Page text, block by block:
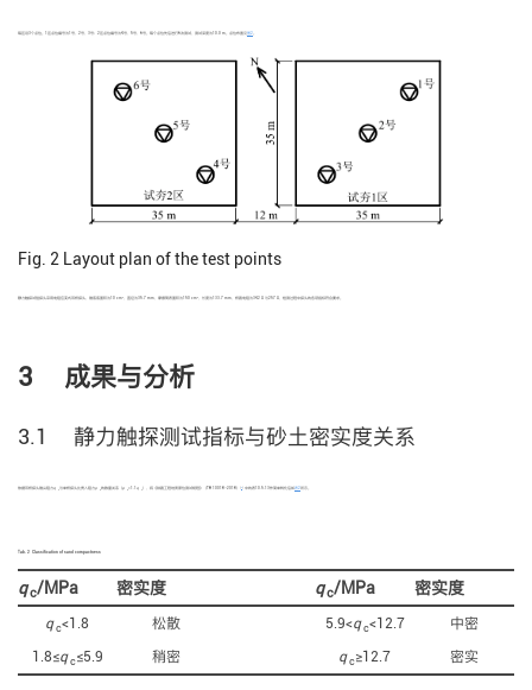
每区设3个点位。1区点位编号为1号、2号、3号；2区点位编号为4号、5号、6号。每个点位先后进行6次测试，测试深度为10.0 m。点位布置见 图2
Fig. 2 Layout plan of the test points
静力触探试验探头采用电阻应变式双桥探头，锥底底面积为10 cm 2 ，直径为35.7 mm，摩擦筒表面积为150 cm 2 ，长度为133.7 mm，桥路电阻为342 Ω 与257 Ω，检测过程中探头的各项指标符合要求。
3 成果与分析
3.1 静力触探测试指标与砂土密实度关系
依据双桥探头锥尖阻力 q c 与单桥探头比贯入阻力 p s 的数量关系（ p s q c ），将《铁路工程地质原位测试规程》（TB 10018—2018） 6 中的表10.5.13作简单转化后如 表2
Tab. 2 Classification of sand compactness
qc/MPa 密实度 qc/MPa 密实度
q c<1.8 松散 5.9<q c<12.7
中密
1.8≤q c≤5.9 稍密 q c≥12.7 密实